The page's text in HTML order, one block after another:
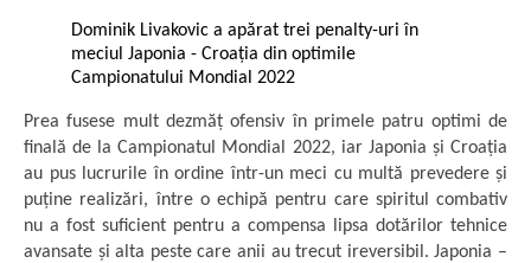
Dominik Livakovic a apărat trei penalty-uri în
meciul Japonia - Croația din optimile
Campionatului Mondial 2022
Prea fusese mult dezmăț ofensiv în primele patru optimi de
finală de la Campionatul Mondial 2022, iar Japonia și Croația
au pus lucrurile în ordine într-un meci cu multă prevedere și
puține realizări, între o echipă pentru care spiritul combativ
nu a fost suficient pentru a compensa lipsa dotărilor tehnice
avansate și alta peste care anii au trecut ireversibil. Japonia –